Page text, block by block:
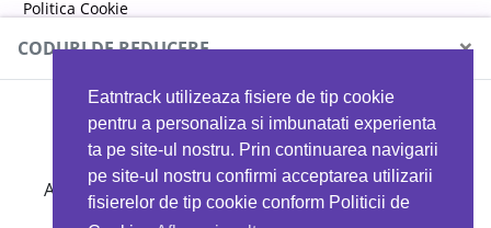
Eatntrack utilizeaza fisiere de tip cookie
pentru a personaliza si imbunatati experienta
ta pe site-ul nostru. Prin continuarea navigarii
pe site-ul nostru confirmi acceptarea utilizarii
fisierelor de tip cookie conform Politicii de
Politica Cookie
Politica de confidențialitate
CODURI DE REDUCERE ×
MYPROTEIN
Ai 40%reducere la orice comandă folosind codul
EATTRACK